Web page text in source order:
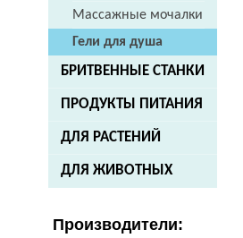
Массажные мочалки
Гели для душа
БРИТВЕННЫЕ СТАНКИ
ПРОДУКТЫ ПИТАНИЯ
ДЛЯ РАСТЕНИЙ
ДЛЯ ЖИВОТНЫХ
Производители: